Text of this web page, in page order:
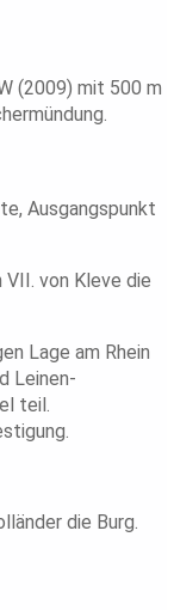
(2009) mit 500 m
Ausgangspunkt
von Kleve die
Lage am Rhein
Leinen-
teil.
die Burg.